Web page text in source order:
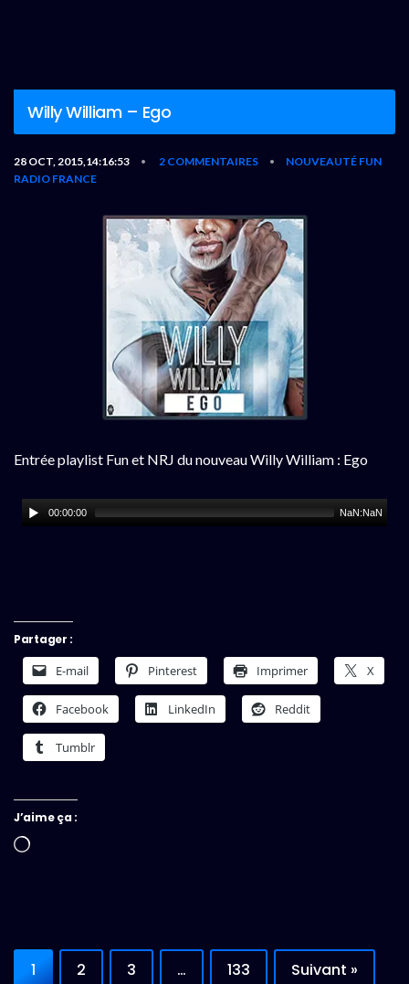
Willy William – Ego
28 OCT, 2015,14:16:53 • 2 COMMENTAIRES •
NOUVEAUTÉ FUN
RADIO FRANCE
Entrée playlist Fun et NRJ du nouveau Willy William : Ego
00:00:00 NaN:NaN
Partager :
E-mail Pinterest Imprimer X
Facebook LinkedIn Reddit
Tumblr
J’aime ça :
Chargement…
1 2 3 … 133 Suivant »